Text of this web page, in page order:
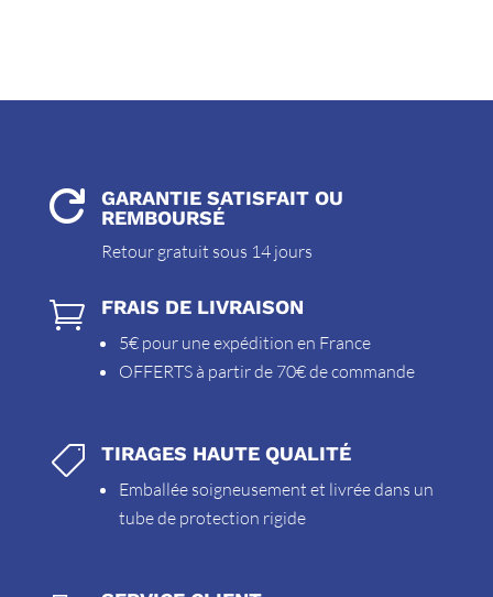

GARANTIE SATISFAIT OU
REMBOURSÉ
Retour gratuit sous 14 jours
 FRAIS DE LIVRAISON
5€ pour une expédition en France
OFFERTS à partir de 70€ de commande
 TIRAGES HAUTE QUALITÉ
Emballée soigneusement et livrée dans un
tube de protection rigide